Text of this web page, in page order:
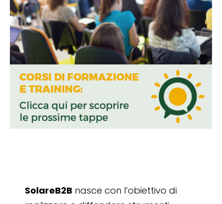
SolareB2B nasce con l’obiettivo di